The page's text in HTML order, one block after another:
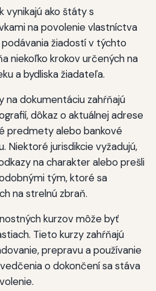
vynikajú ako štáty s
na povolenie vlastníctva
žiadostí v týchto
niekoľko krokov určených na
a bydliska žiadateľa.
na dokumentáciu zahŕňajú
dôkaz o aktuálnej adrese
predmety alebo bankové
Niektoré jurisdikcie vyžadujú,
na charakter alebo prešli
tým, ktoré sa
na strelnú zbraň.
kurzov môže byť
Tieto kurzy zahŕňajú
prepravu a používanie
o dokončení sa stáva